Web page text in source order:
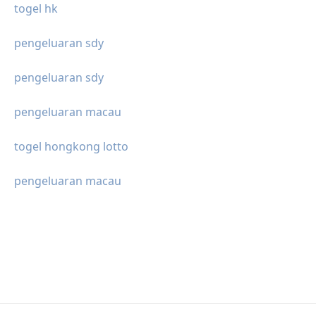
togel hk
pengeluaran sdy
pengeluaran sdy
pengeluaran macau
togel hongkong lotto
pengeluaran macau